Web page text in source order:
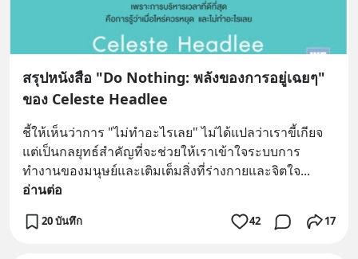
สรุปหนังสือ "Do Nothing: พลังของการอยู่เฉยๆ"
ของ Celeste Headlee
ชี้ให้เห็นว่าการ "ไม่ทำอะไรเลย" ไม่ได้แปลว่าเราขี้เกียจ
แต่เป็นกลยุทธ์สำคัญที่จะช่วยให้เราเข้าใจระบบการ
ทำงานของมนุษย์และเติมเต็มสิ่งที่ร่างกายและจิตใจ
อ่านต่อ
20 บันทึก 42 17